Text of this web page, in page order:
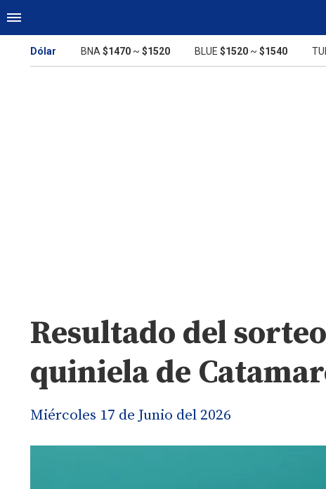
Dólar BNA $1470 ~ $1520 BLUE $1520 ~ $1540
Resultado del
quiniela de
Miércoles 17 de Junio del 2026